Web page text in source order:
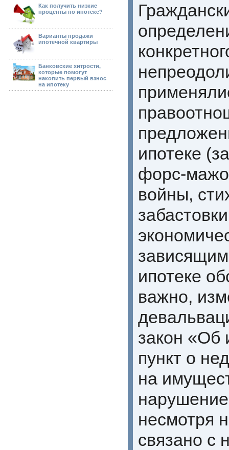
Как получить низкие
проценты по ипотеке?
Варианты продажи
ипотечной квартиры
Банковские хитрости,
которые помогут
накопить первый взнос
на ипотеку
ипотеке
форс-
войны,
ипотеке
важно,
закон «Об
пункт о
на
несмотря
связано с